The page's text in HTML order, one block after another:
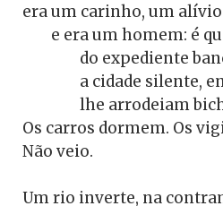
era um carinho, um
		lhe arrodeiam bichos. Todos dormem (Passa do horário)
Os carros dormem. Os
Não veio.